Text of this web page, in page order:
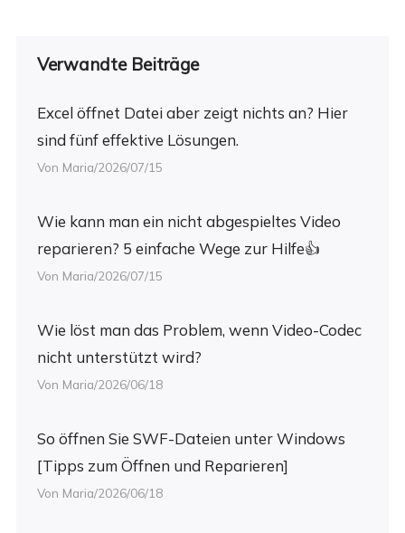
Verwandte Beiträge
Excel öffnet Datei aber zeigt nichts an? Hier
sind fünf effektive Lösungen.
Von Maria/2026/07/15
Wie kann man ein nicht abgespieltes Video
reparieren? 5 einfache Wege zur Hilfe👍
Von Maria/2026/07/15
Wie löst man das Problem, wenn Video-Codec
nicht unterstützt wird?
Von Maria/2026/06/18
So öffnen Sie SWF-Dateien unter Windows
[Tipps zum Öffnen und Reparieren]
Von Maria/2026/06/18